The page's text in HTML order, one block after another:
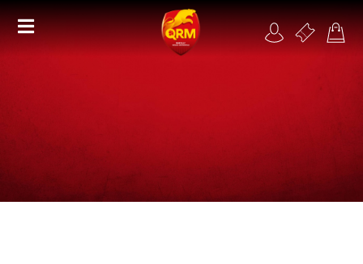
Organisme de formation